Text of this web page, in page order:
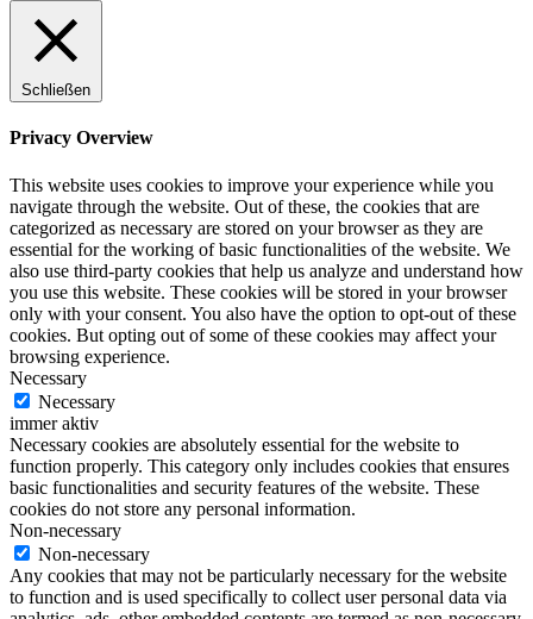
Schließen
Privacy Overview
This website uses cookies to improve your experience while you
navigate through the website. Out of these, the cookies that are
categorized as necessary are stored on your browser as they are
essential for the working of basic functionalities of the website. We
also use third-party cookies that help us analyze and understand how
you use this website. These cookies will be stored in your browser
only with your consent. You also have the option to opt-out of these
cookies. But opting out of some of these cookies may affect your
browsing experience.
Necessary
Necessary
immer aktiv
Necessary cookies are absolutely essential for the website to
function properly. This category only includes cookies that ensures
basic functionalities and security features of the website. These
cookies do not store any personal information.
Non-necessary
Non-necessary
Any cookies that may not be particularly necessary for the website
to function and is used specifically to collect user personal data via